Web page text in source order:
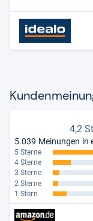
4,2
5.039 Meinungen in
5 Sterne
4 Sterne
3 Sterne
2 Sterne
1 Stern